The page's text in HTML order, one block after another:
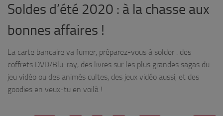
Soldes d’été 2020 : à la chasse aux
bonnes affaires !
La carte bancaire va fumer, préparez-vous à solder : des
coffrets DVD/Blu-ray, des livres sur les plus grandes sagas du
jeu vidéo ou des animés cultes, des jeux vidéo aussi, et des
goodies en veux-tu en voilà !